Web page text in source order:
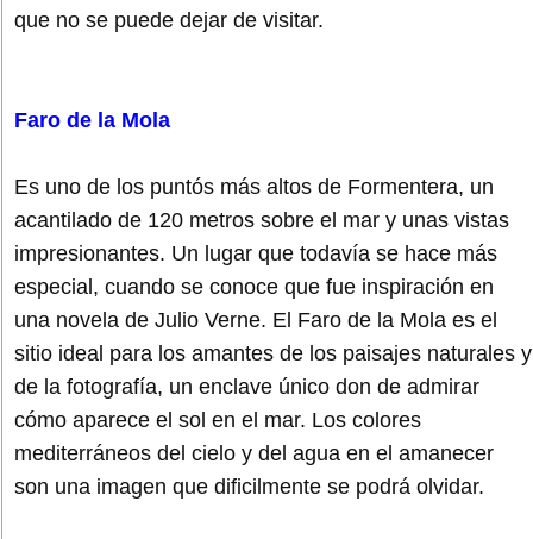
que no se puede dejar de visitar.
Faro de la Mola
Es uno de los puntós más altos de Formentera, un
acantilado de 120 metros sobre el mar y unas vistas
impresionantes. Un lugar que todavía se hace más
especial, cuando se conoce que fue inspiración en
una novela de Julio Verne. El Faro de la Mola es el
sitio ideal para los amantes de los paisajes naturales y
de la fotografía, un enclave único don de admirar
cómo aparece el sol en el mar. Los colores
mediterráneos del cielo y del agua en el amanecer
son una imagen que dificilmente se podrá olvidar.